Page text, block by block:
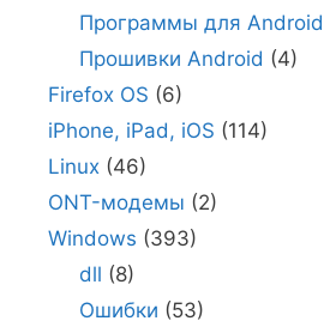
Программы для Android
Прошивки Android (4)
Firefox OS (6)
iPhone, iPad, iOS (114)
Linux (46)
ONT-модемы (2)
Windows (393)
dll (8)
Ошибки (53)